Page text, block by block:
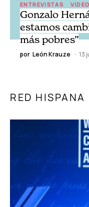
ENTREVISTAS
Gonzalo
estamos
más pobres”
por León Krauze 13
RED HISPANA